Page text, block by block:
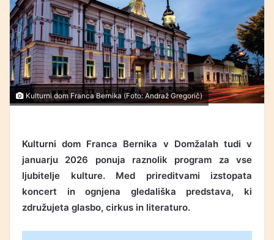
Kulturni dom Franca Bernika (Foto: Andraž Gregorič)
Kulturni dom Franca Bernika v Domžalah tudi v
januarju 2026 ponuja raznolik program za vse
ljubitelje kulture. Med prireditvami izstopata
koncert in ognjena gledališka predstava, ki
združujeta glasbo, cirkus in literaturo.